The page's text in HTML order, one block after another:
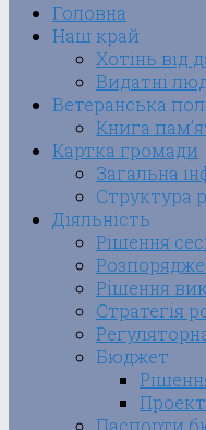
Головна
Наш край
Хотінь від
Видатні
Ветеранська
Книга
Картка громади
Загальна
Структура
Діяльність
Рішення
Рішення
Стратегія
Бюджет
Паспорти